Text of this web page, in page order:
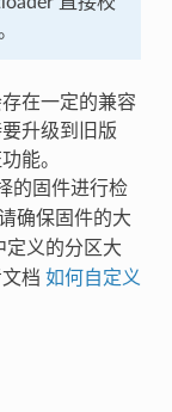
在一定的兼容
升级到旧版
能。
的固件进行检
确保固件的大
定义的分区大
档 如何自定义